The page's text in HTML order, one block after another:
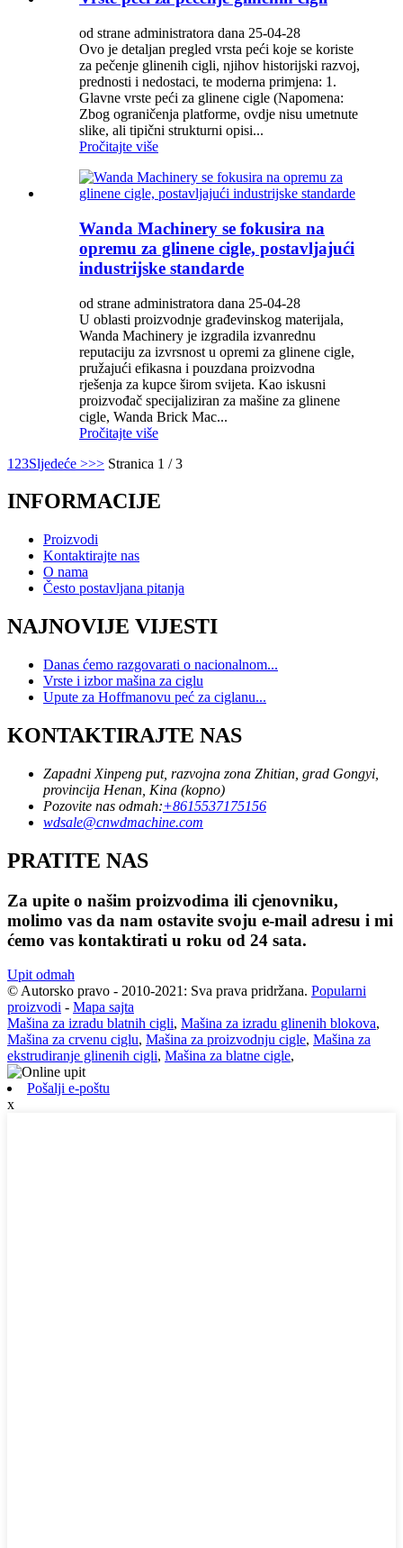
od strane administratora dana 25-04-28
Ovo je detaljan pregled vrsta peći koje se koriste
za pečenje glinenih cigli, njihov historijski razvoj,
prednosti i nedostaci, te moderna primjena: 1.
Glavne vrste peći za glinene cigle (Napomena:
Zbog ograničenja platforme, ovdje nisu umetnute
slike, ali tipični strukturni opisi...
Pročitajte više
Wanda Machinery se fokusira na
opremu za glinene cigle, postavljajući
industrijske standarde
od strane administratora dana 25-04-28
U oblasti proizvodnje građevinskog materijala,
Wanda Machinery je izgradila izvanrednu
reputaciju za izvrsnost u opremi za glinene cigle,
pružajući efikasna i pouzdana proizvodna
rješenja za kupce širom svijeta. Kao iskusni
proizvođač specijaliziran za mašine za glinene
cigle, Wanda Brick Mac...
Pročitajte više
1 23Sljedeće >>> Stranica 1 / 3
INFORMACIJE
Proizvodi
Kontaktirajte nas
O nama
Često postavljana pitanja
NAJNOVIJE VIJESTI
Danas ćemo razgovarati o nacionalnom...
Vrste i izbor mašina za ciglu
Upute za Hoffmanovu peć za ciglanu...
KONTAKTIRAJTE NAS
Zapadni Xinpeng put, razvojna zona Zhitian, grad Gongyi,
provincija Henan, Kina (kopno)
Pozovite nas odmah:+8615537175156
wdsale@cnwdmachine.com
PRATITE NAS
Za upite o našim proizvodima ili cjenovniku,
molimo vas da nam ostavite svoju e-mail adresu i mi
ćemo vas kontaktirati u roku od 24 sata.
Upit odmah
© Autorsko pravo - 2010-2021: Sva prava pridržana. Popularni
proizvodi - Mapa sajta
Mašina za izradu blatnih cigli, Mašina za izradu glinenih blokova,
Mašina za crvenu ciglu, Mašina za proizvodnju cigle, Mašina za
ekstrudiranje glinenih cigli, Mašina za blatne cigle,
Pošalji e-poštu
x